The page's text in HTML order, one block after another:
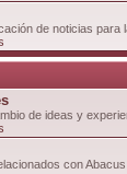
de noticias para
de ideas y
con